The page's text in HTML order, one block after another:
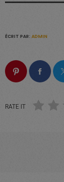
ÉCRIT PAR: ADMIN
RATE IT